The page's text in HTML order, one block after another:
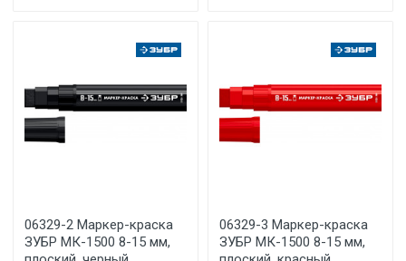
06329-2 Маркер-краска
ЗУБР МК-1500 8-15 мм,
06329-3 Маркер-краска
ЗУБР МК-1500 8-15 мм,